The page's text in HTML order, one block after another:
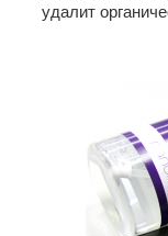
удалит